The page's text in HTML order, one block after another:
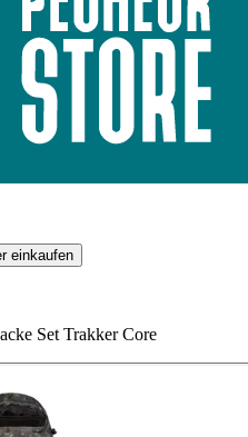
einkaufen
Set Trakker Core